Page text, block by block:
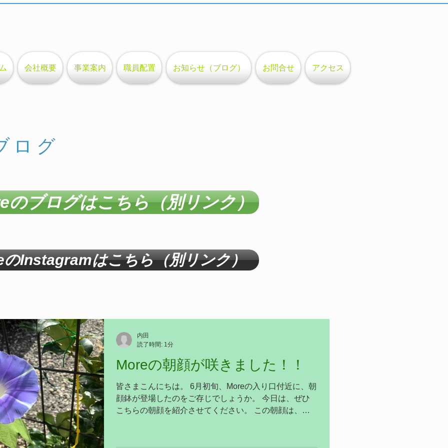
会社概要 事業案内 職員配置 お知らせ（ブログ） お問合せ アクセス
ログ
のブログはこちら（別リンク）
Instagramはこちら（別リンク）
Moreの朝顔が咲きました！！
皆さまこんにちは。 6月初旬、Moreの入り口付近に、朝
顔鉢が登場したのをご存じでしょうか。 今日は、ぜひ
こちらの朝顔を紹介させてください。 この朝顔は、ア
めた朝顔です。...
内田
読了時間: 1分